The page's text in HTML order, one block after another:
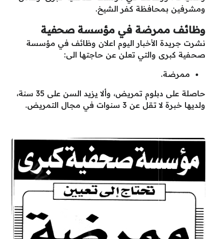
ومشرفين بمحافظة كفر الشيخ.
وظائف ممرضة في مؤسسة صحفية
نشرت جريدة الأخبار اليوم اعلان وظائف في مؤسسة
صحفية كبرى والتي تعلن عن حاجتها الى:
ممرضة.
حاصلة على دبلوم تمريض، وألا يزيد السن على 35 سنة،
ولديها خبرة لا تقل عن 3 سنوات في مجال التمريض.